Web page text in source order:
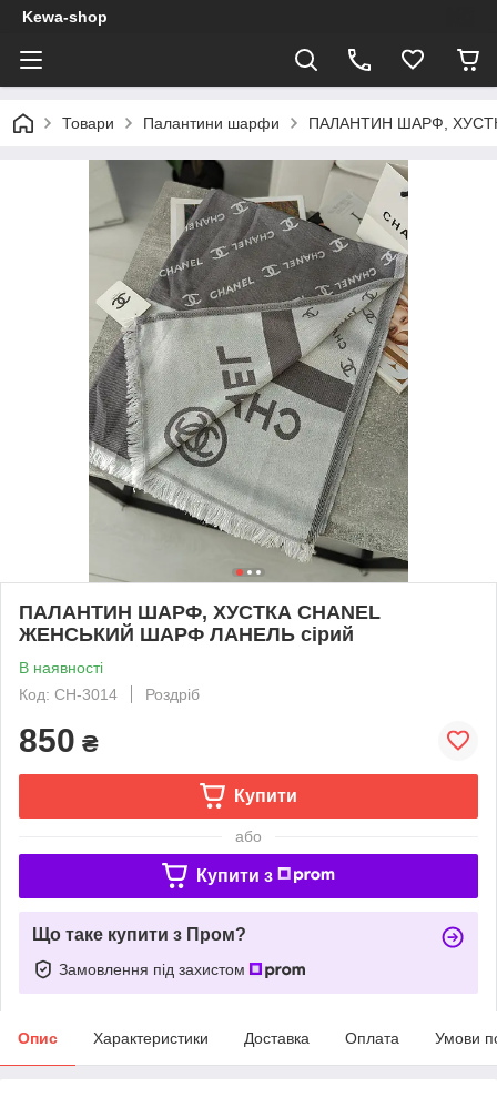
Kewa-shop
Товари Палантини шарфи ПАЛАНТИН ШАРФ,
ПАЛАНТИН ШАРФ, ХУСТКА CHANEL
ЖЕНСЬКИЙ ШАРФ ЛАНЕЛЬ сірий
В наявності
Код: CH-3014
Роздріб
850 ₴
Купити
або
Купити з
Що таке купити з Пром?
Замовлення під захистом
Опис Характеристики Доставка Оплата Умови